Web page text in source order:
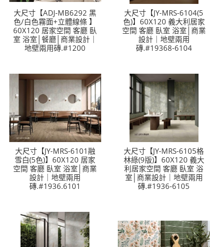
大尺寸【ADJ-MB6292 黑
色/白色霧面+立體線條 】
60X120 居家空間 客廳 臥
室 浴室│餐廳│商業設計｜
地壁兩用磚.#1200
大尺寸【JY-MRS-6104(5
色)】60X120 義大利居家
空間 客廳 臥室 浴室│商業
設計｜地壁兩用
磚.#19368-6104
大尺寸【JY-MRS-6101融
雪白(5色)】60X120 居家
空間 客廳 臥室 浴室│商業
設計｜地壁兩用
磚.#1936.6101
大尺寸【JY-MRS-6105格
林綠(9版)】60X120 義大
利居家空間 客廳 臥室 浴
室│商業設計｜地壁兩用
磚.#1936-6105